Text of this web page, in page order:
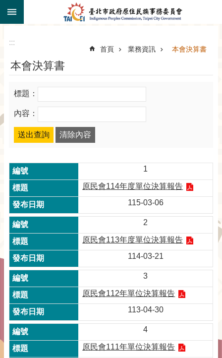
跳到主要內容區塊
:::
首頁 業務資訊 本會決算書
本會決算書
標題：
內容：
1
原民會114年度單位決算報告
115-03-06
2
原民會113年度單位決算報告
114-03-21
3
原民會112年單位決算報告
113-04-30
4
原民會111年單位決算報告